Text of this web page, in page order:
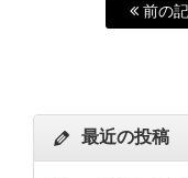
前の
最近の投稿